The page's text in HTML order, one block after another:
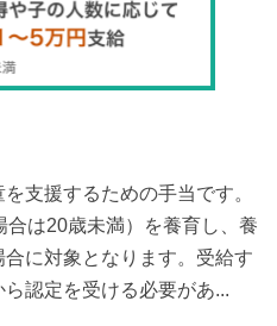
支援するための手当です。
は20歳未満）を養育し、養
に対象となります。受給す
認定を受ける必要があ...